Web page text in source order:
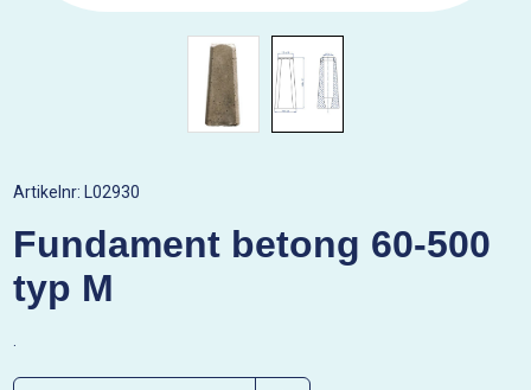
Artikelnr: L02930
Fundament betong 60-500
typ M